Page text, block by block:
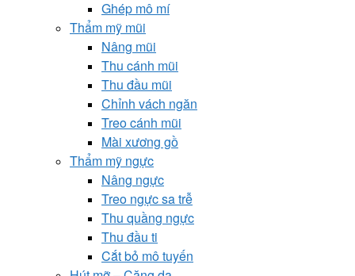
Ghép mô mí
Thẩm mỹ mũi
Nâng mũi
Thu cánh mũi
Thu đầu mũi
Chỉnh vách ngăn
Treo cánh mũi
Mài xương gồ
Thẩm mỹ ngực
Nâng ngực
Treo ngực sa trễ
Thu quầng ngực
Thu đầu ti
Cắt bỏ mô tuyến